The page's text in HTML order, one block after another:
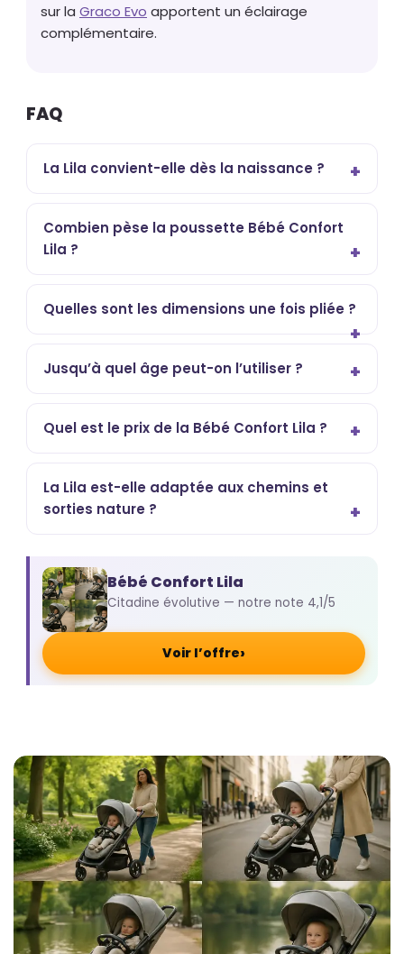
sur la Graco Evo apportent un éclairage
complémentaire.
FAQ
La Lila convient-elle dès la naissance ?
Combien pèse la poussette Bébé Confort
Lila ?
Quelles sont les dimensions une fois pliée ?
Jusqu’à quel âge peut-on l’utiliser ?
Quel est le prix de la Bébé Confort Lila ?
La Lila est-elle adaptée aux chemins et
sorties nature ?
Bébé Confort Lila
Citadine évolutive — notre note 4,1/5
Voir l’offre›